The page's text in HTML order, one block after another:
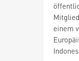
einem